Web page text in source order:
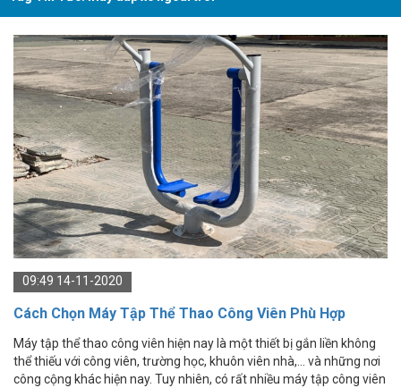
09:49 14-11-2020
Cách Chọn Máy Tập Thể Thao Công Viên Phù Hợp
Máy tập thể thao công viên hiện nay là một thiết bị gắn liền không
thể thiếu với công viên, trường học, khuôn viên nhà,... và những nơi
công cộng khác hiện nay. Tuy nhiên, có rất nhiều máy tập công viên